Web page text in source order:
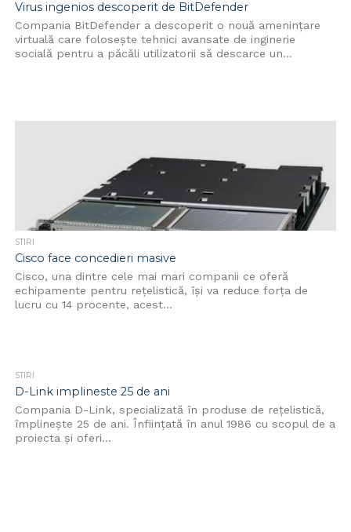
Virus ingenios descoperit de BitDefender
Compania BitDefender a descoperit o nouă ameninţare
virtuală care foloseşte tehnici avansate de inginerie
socială pentru a păcăli utilizatorii să descarce un...
STIRI
Cisco face concedieri masive
Cisco, una dintre cele mai mari companii ce oferă
echipamente pentru rețelistică, își va reduce forța de
lucru cu 14 procente, acest...
STIRI
D-Link implineste 25 de ani
Compania D-Link, specializată în produse de rețelistică,
împlinește 25 de ani. Înfiinţată în anul 1986 cu scopul de a
proiecta şi oferi...